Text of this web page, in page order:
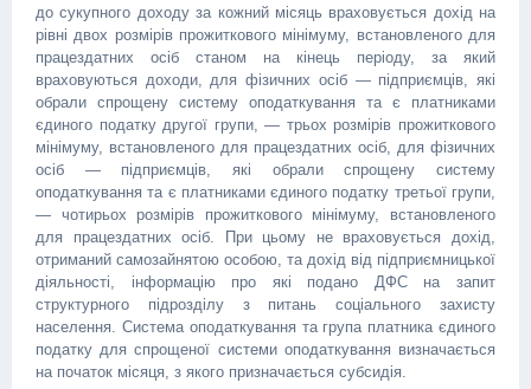
до сукупного доходу за кожний місяць враховується дохід на
рівні двох розмірів прожиткового мінімуму, встановленого для
працездатних осіб станом на кінець періоду, за який
враховуються доходи, для фізичних осіб — підприємців, які
обрали спрощену систему оподаткування та є платниками
єдиного податку другої групи, — трьох розмірів прожиткового
мінімуму, встановленого для працездатних осіб, для фізичних
осіб — підприємців, які обрали спрощену систему
оподаткування та є платниками єдиного податку третьої групи,
— чотирьох розмірів прожиткового мінімуму, встановленого
для працездатних осіб. При цьому не враховується дохід,
отриманий самозайнятою особою, та дохід від підприємницької
діяльності, інформацію про які подано ДФС на запит
структурного підрозділу з питань соціального захисту
населення. Система оподаткування та група платника єдиного
податку для спрощеної системи оподаткування визначається
на початок місяця, з якого призначається субсидія.